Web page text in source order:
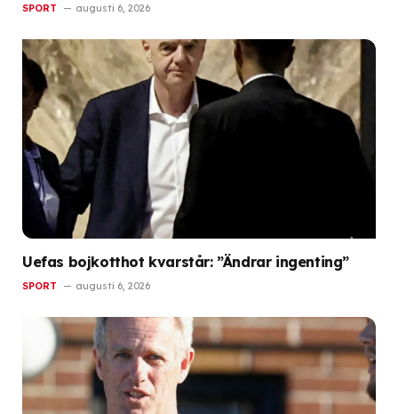
SPORT augusti 6, 2026
Uefas bojkotthot kvarstår: ”Ändrar ingenting”
SPORT augusti 6, 2026